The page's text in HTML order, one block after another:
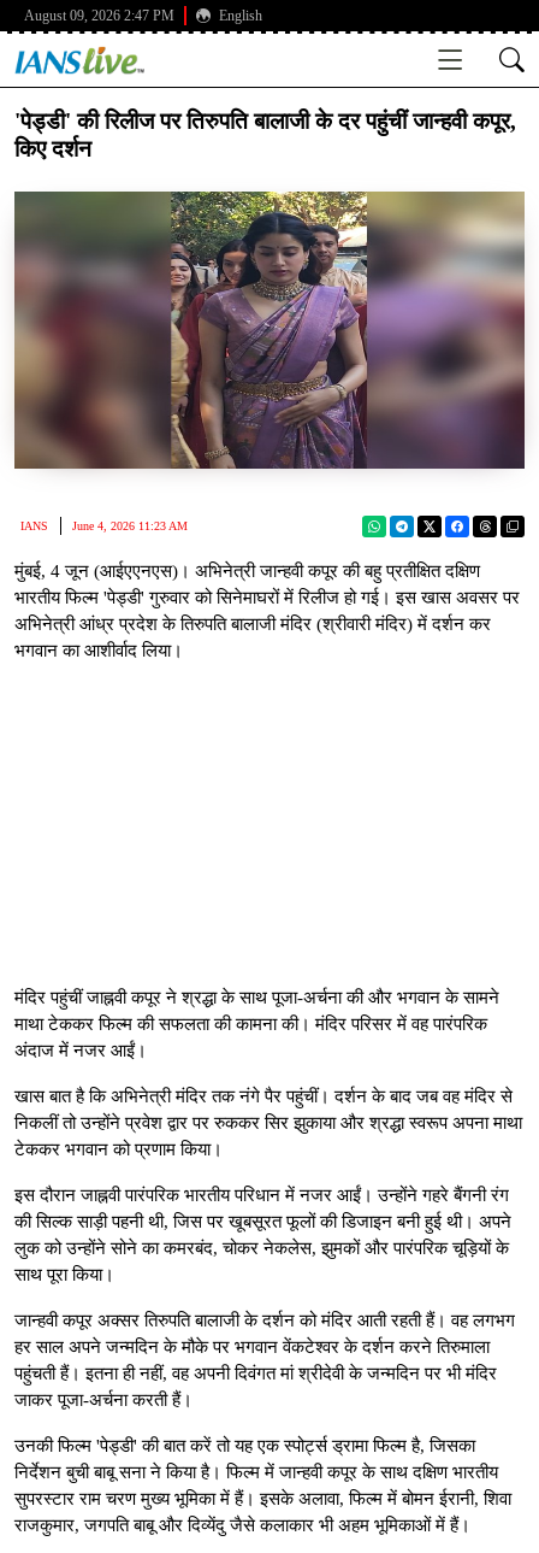
August 09, 2026 2:47 PM English
'पेड्डी' की रिलीज पर तिरुपति बालाजी के दर पहुंचीं जान्हवी कपूर,
किए दर्शन
IANS June 4, 2026 11:23 AM
मुंबई, 4 जून (आईएएनएस)। अभिनेत्री जान्हवी कपूर की बहु प्रतीक्षित दक्षिण
भारतीय फिल्म 'पेड्डी' गुरुवार को सिनेमाघरों में रिलीज हो गई। इस खास अवसर पर
अभिनेत्री आंध्र प्रदेश के तिरुपति बालाजी मंदिर (श्रीवारी मंदिर) में दर्शन कर
भगवान का आशीर्वाद लिया।
मंदिर पहुंचीं जाह्नवी कपूर ने श्रद्धा के साथ पूजा-अर्चना की और भगवान के सामने
माथा टेककर फिल्म की सफलता की कामना की। मंदिर परिसर में वह पारंपरिक
अंदाज में नजर आईं।
खास बात है कि अभिनेत्री मंदिर तक नंगे पैर पहुंचीं। दर्शन के बाद जब वह मंदिर से
निकलीं तो उन्होंने प्रवेश द्वार पर रुककर सिर झुकाया और श्रद्धा स्वरूप अपना माथा
टेककर भगवान को प्रणाम किया।
इस दौरान जाह्नवी पारंपरिक भारतीय परिधान में नजर आईं। उन्होंने गहरे बैंगनी रंग
की सिल्क साड़ी पहनी थी, जिस पर खूबसूरत फूलों की डिजाइन बनी हुई थी। अपने
लुक को उन्होंने सोने का कमरबंद, चोकर नेकलेस, झुमकों और पारंपरिक चूड़ियों के
साथ पूरा किया।
जान्हवी कपूर अक्सर तिरुपति बालाजी के दर्शन को मंदिर आती रहती हैं। वह लगभग
हर साल अपने जन्मदिन के मौके पर भगवान वेंकटेश्वर के दर्शन करने तिरुमाला
पहुंचती हैं। इतना ही नहीं, वह अपनी दिवंगत मां श्रीदेवी के जन्मदिन पर भी मंदिर
जाकर पूजा-अर्चना करती हैं।
उनकी फिल्म 'पेड्डी' की बात करें तो यह एक स्पोर्ट्स ड्रामा फिल्म है, जिसका
निर्देशन बुची बाबू सना ने किया है। फिल्म में जान्हवी कपूर के साथ दक्षिण भारतीय
सुपरस्टार राम चरण मुख्य भूमिका में हैं। इसके अलावा, फिल्म में बोमन ईरानी, शिवा
राजकुमार, जगपति बाबू और दिव्येंदु जैसे कलाकार भी अहम भूमिकाओं में हैं।